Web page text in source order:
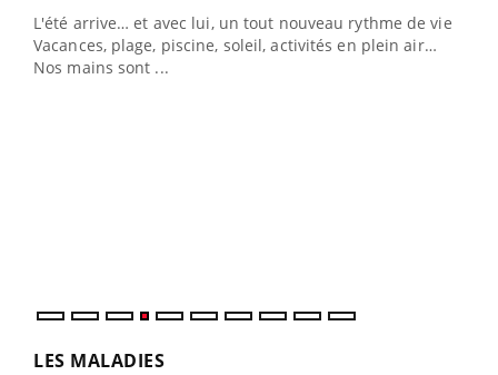
L'été arrive… et avec lui, un tout nouveau rythme de vie !
Vacances, plage, piscine, soleil, activités en plein air…
Nos mains sont ...
LES MALADIES